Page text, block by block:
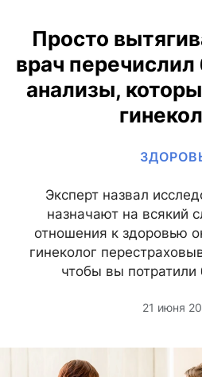
Просто
врач
анализы,
Эксперт назвал
назначают на всякий
отношения к здоровью
гинеколог
чтобы вы потратили
21 июня